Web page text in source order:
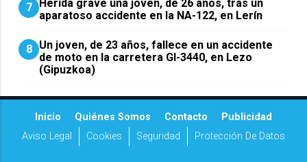
7 Herida grave una joven, de 26 años, tras un
aparatoso accidente en la NA-122, en Lerín
8 Un joven, de 23 años, fallece en un accidente
de moto en la carretera GI-3440, en Lezo
(Gipuzkoa)
Inicio Quiénes Somos Contacto
Publicidad
Aviso Legal
Cookies Seguridad Protección De Datos